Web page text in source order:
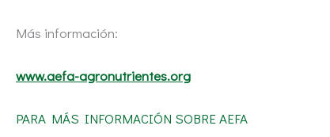
Más información:
www.aefa-agronutrientes.org
PARA MÁS INFORMACIÓN SOBRE AEFA